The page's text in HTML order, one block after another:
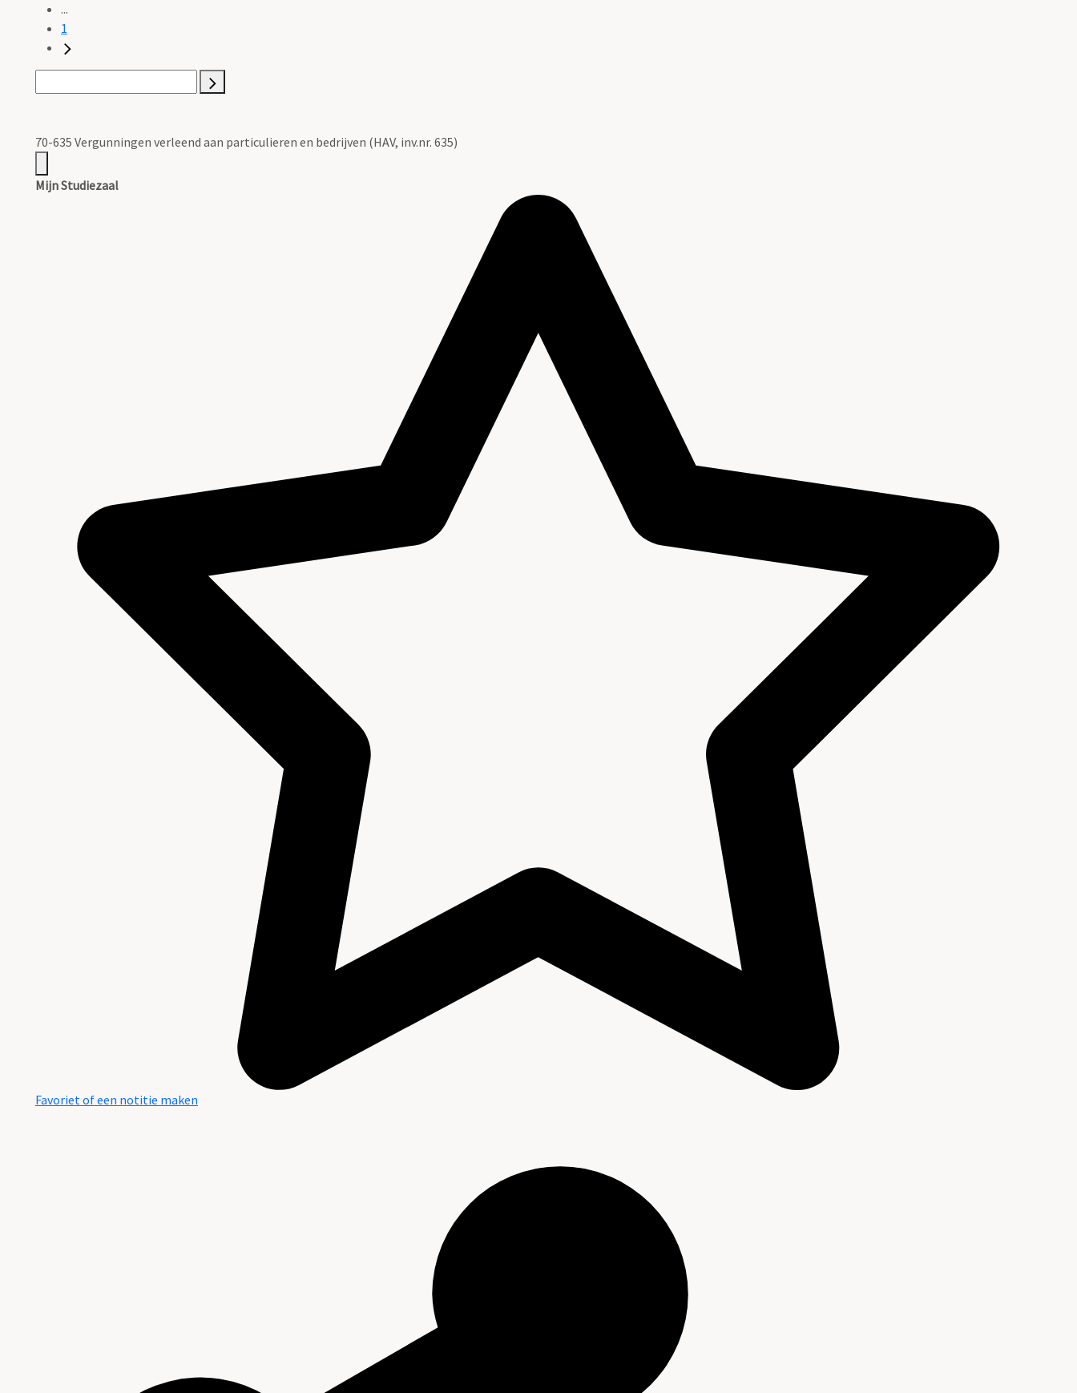
...
1
70-635 Vergunningen verleend aan particulieren en bedrijven (HAV, inv.nr. 635)
Mijn Studiezaal
Favoriet of een notitie maken